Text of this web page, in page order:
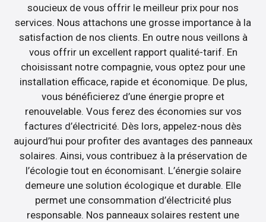
soucieux de vous offrir le meilleur prix pour nos
services. Nous attachons une grosse importance à la
satisfaction de nos clients. En outre nous veillons à
vous offrir un excellent rapport qualité-tarif. En
choisissant notre compagnie, vous optez pour une
installation efficace, rapide et économique. De plus,
vous bénéficierez d’une énergie propre et
renouvelable. Vous ferez des économies sur vos
factures d’électricité. Dès lors, appelez-nous dès
aujourd’hui pour profiter des avantages des panneaux
solaires. Ainsi, vous contribuez à la préservation de
l’écologie tout en économisant. L’énergie solaire
demeure une solution écologique et durable. Elle
permet une consommation d’électricité plus
responsable. Nos panneaux solaires restent une